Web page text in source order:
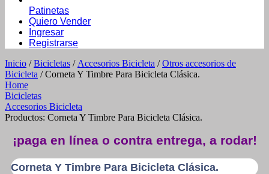
Patinetas
Quiero Vender
Ingresar
Registrarse
Inicio /Bicicletas / Accesorios Bicicleta /Otros accesorios de
Bicicleta / Corneta Y Timbre Para Bicicleta Clásica.
Home
Bicicletas
Accesorios Bicicleta
Productos: Corneta Y Timbre Para Bicicleta Clásica.
¡paga en línea o contra entrega, a rodar!
Corneta Y Timbre Para Bicicleta Clásica.